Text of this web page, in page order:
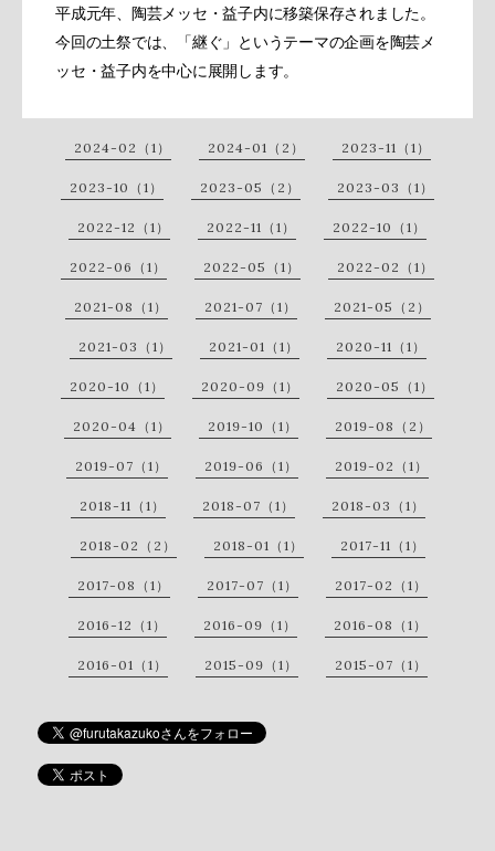
平成元年、陶芸メッセ・益子内に移築保存されました。
今回の土祭では、「継ぐ」というテーマの企画を陶芸メ
ッセ・益子内を中心に展開します。
2024-02（1） 2024-01（2） 2023-11（1）
2023-10（1） 2023-05（2） 2023-03（1）
2022-12（1） 2022-11（1） 2022-10（1）
2022-06（1） 2022-05（1） 2022-02（1）
2021-08（1） 2021-07（1） 2021-05（2）
2021-03（1） 2021-01（1） 2020-11（1）
2020-10（1） 2020-09（1） 2020-05（1）
2020-04（1） 2019-10（1） 2019-08（2）
2019-07（1） 2019-06（1） 2019-02（1）
2018-11（1） 2018-07（1） 2018-03（1）
2018-02（2） 2018-01（1） 2017-11（1）
2017-08（1） 2017-07（1） 2017-02（1）
2016-12（1） 2016-09（1） 2016-08（1）
2016-01（1） 2015-09（1） 2015-07（1）